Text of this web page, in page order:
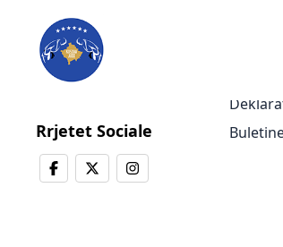
Rrjetet Sociale